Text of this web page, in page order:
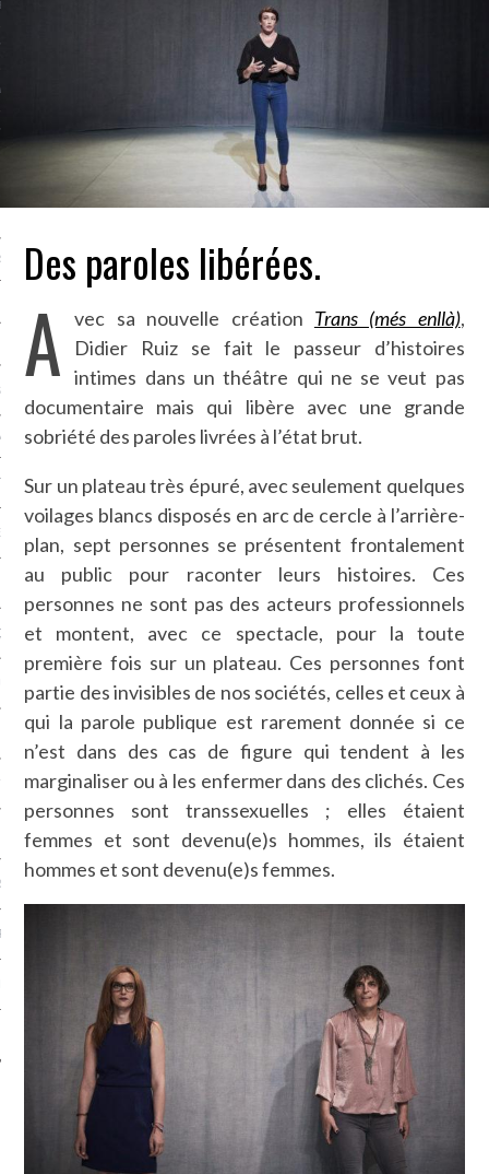
GUERRE
EN VOD
Des paroles libérées.
A vec sa nouvelle création Trans (més enllà),
Didier Ruiz se fait le passeur d’histoires
intimes dans un théâtre qui ne se veut pas
documentaire mais qui libère avec une grande
sobriété des paroles livrées à l’état brut.
Sur un plateau très épuré, avec seulement quelques
voilages blancs disposés en arc de cercle à l’arrière-
plan, sept personnes se présentent frontalement
au public pour raconter leurs histoires. Ces
personnes ne sont pas des acteurs professionnels
et montent, avec ce spectacle, pour la toute
première fois sur un plateau. Ces personnes font
partie des invisibles de nos sociétés, celles et ceux à
qui la parole publique est rarement donnée si ce
n’est dans des cas de figure qui tendent à les
marginaliser ou à les enfermer dans des clichés. Ces
personnes sont transsexuelles ; elles étaient
femmes et sont devenu(e)s hommes, ils étaient
hommes et sont devenu(e)s femmes.